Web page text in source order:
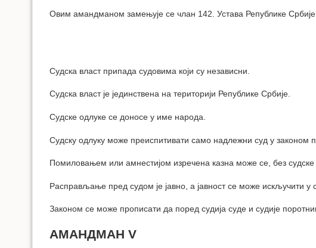
Овим амандманом замењује се члан 142. Устава Републике Србије
Судска власт припада судовима који су независни.
Cудска власт је јединствена на територији Републике Србије.
Судске одлуке се доносе у име народа.
Судску одлуку може преиспитивати само надлежни суд у законом
Помиловањем или амнестијом изречена казна може се, без
Расправљање пред судом је јавно, а јавност се може искључити у
Законом се може прописати да поред судија суде и судије
АМАНДМАН V